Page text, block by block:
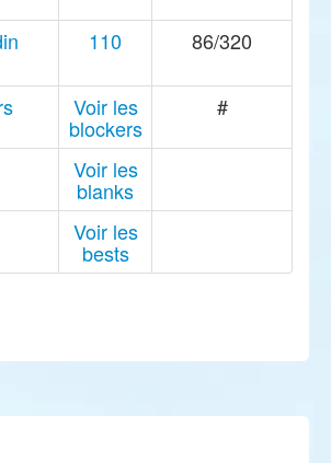
110 86/320
Voir les
blockers
#
Voir les
blanks
Voir les
bests